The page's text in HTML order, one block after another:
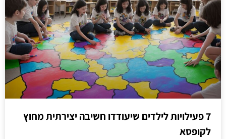
7 פעילויות לילדים שיעודדו חשיבה יצירתית מחוץ
לקופסא